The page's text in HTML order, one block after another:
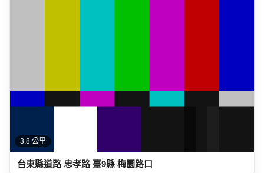
3.8 公里
台東縣道路 忠孝路 臺9縣 梅園路口